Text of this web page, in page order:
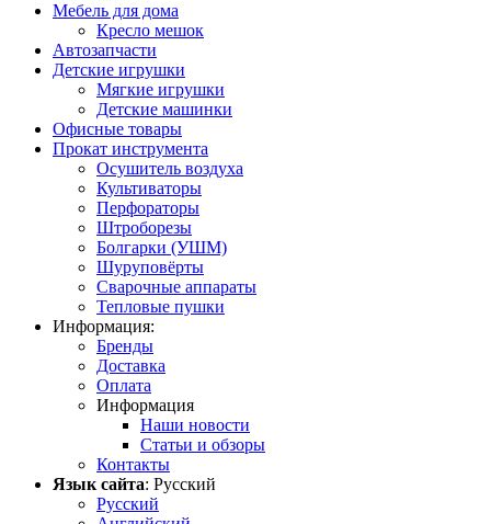
Мебель для дома
Кресло мешок
Автозапчасти
Детские игрушки
Мягкие игрушки
Детские машинки
Офисные товары
Прокат инструмента
Осушитель воздуха
Культиваторы
Перфораторы
Штроборезы
Болгарки (УШМ)
Шуруповёрты
Сварочные аппараты
Тепловые пушки
Информация:
Бренды
Доставка
Оплата
Информация
Наши новости
Статьи и обзоры
Контакты
Язык сайта: Русский
Русский